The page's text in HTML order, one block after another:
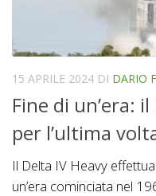
15 APRILE 2024 DI DARIO
Fine di un’era:
per l’ultima
Il Delta IV Heavy
un’era cominciata nel